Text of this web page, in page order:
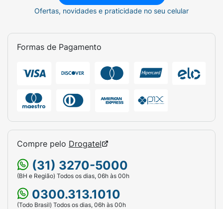
Ofertas, novidades e praticidade no seu celular
Formas de Pagamento
Compre pelo Drogatel
(31) 3270-5000
(BH e Região) Todos os dias, 06h às 00h
0300.313.1010
(Todo Brasil) Todos os dias, 06h às 00h